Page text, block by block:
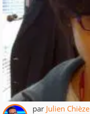
par Julien Chièze